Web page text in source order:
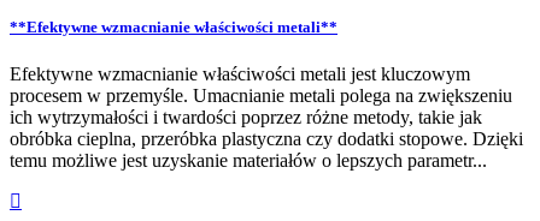
**Efektywne wzmacnianie właściwości metali**
Efektywne wzmacnianie właściwości metali jest kluczowym
procesem w przemyśle. Umacnianie metali polega na zwiększeniu
ich wytrzymałości i twardości poprzez różne metody, takie jak
obróbka cieplna, przeróbka plastyczna czy dodatki stopowe. Dzięki
temu możliwe jest uzyskanie materiałów o lepszych parametr...